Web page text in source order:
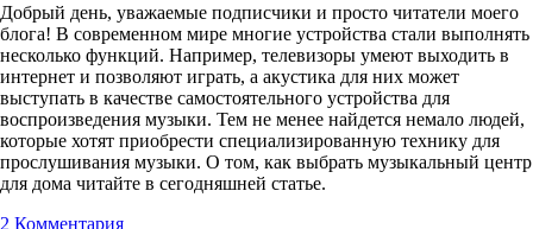
Добрый день, уважаемые подписчики и просто читатели моего
блога! В современном мире многие устройства стали выполнять
несколько функций. Например, телевизоры умеют выходить в
интернет и позволяют играть, а акустика для них может
выступать в качестве самостоятельного устройства для
воспроизведения музыки. Тем не менее найдется немало людей,
которые хотят приобрести специализированную технику для
прослушивания музыки. О том, как выбрать музыкальный центр
для дома читайте в сегодняшней статье.
2 Комментария